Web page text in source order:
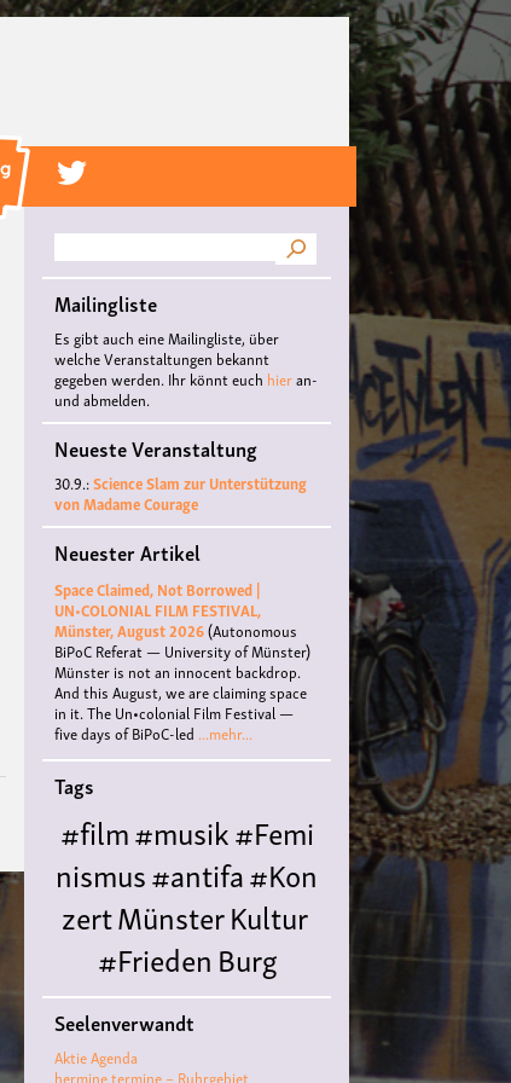
Schauspielführung
Suche
Mailingliste
Es gibt auch eine Mailingliste, über
welche Veranstaltungen bekannt
gegeben werden. Ihr könnt euch hieran-
und abmelden.
Neueste Veranstaltung
30.9.:Science Slam zur Unterstützung
von Madame Courage
Neuester Artikel
Space Claimed, Not Borrowed |
UN•COLONIAL FILM FESTIVAL,
Münster, August 2026(Autonomous
BiPoC Referat — University of Münster)
Münster is not an innocent backdrop.
And this August, we are claiming space
in it. The Un•colonial Film Festival —
five days of BiPoC-led ...mehr...
Tags
#film#musik#Femi
nismus#antifa#Kon
zertMünsterKultur
#FriedenBurg
Hülshoffliteratur#
Queer#Workshop
Seelenverwandt
Aktie Agenda
hermine termine – Ruhrgebiet